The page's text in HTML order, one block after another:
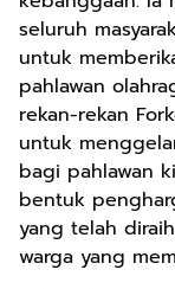
seluruh
untuk
pahlawan
rekan-rekan
untuk
bagi pahlawan
bentuk
yang telah
warga yang